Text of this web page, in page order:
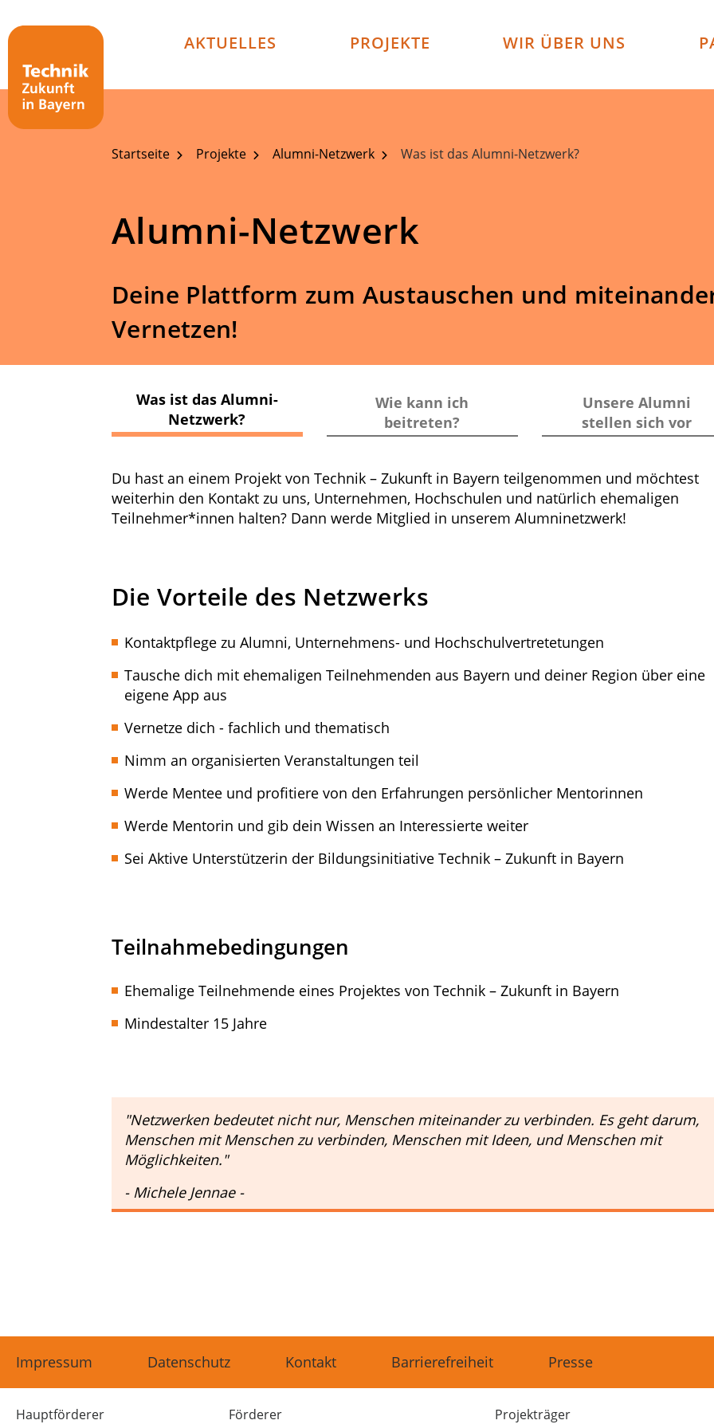
Technik - Zukunft in Bayern
AKTUELLES PROJEKTE WIR ÜBER UNS
Startseite Projekte Alumni-Netzwerk Was ist das Alumni-Netzwerk?
Alumni-Netzwerk
Deine Plattform zum Austauschen und
Vernetzen!
Was ist das Alumni-
Netzwerk?
Wie kann ich
beitreten?
Unsere Alumni
stellen sich vor
Du hast an einem Projekt von Technik – Zukunft in Bayern teilgenommen und möchtest
weiterhin den Kontakt zu uns, Unternehmen, Hochschulen und natürlich ehemaligen
Teilnehmer*innen halten? Dann werde Mitglied in unserem Alumninetzwerk!
Die Vorteile des Netzwerks
Kontaktpflege zu Alumni, Unternehmens- und Hochschulvertretetungen
Tausche dich mit ehemaligen Teilnehmenden aus Bayern und deiner Region über eine
eigene App aus
Vernetze dich - fachlich und thematisch
Nimm an organisierten Veranstaltungen teil
Werde Mentee und profitiere von den Erfahrungen persönlicher Mentorinnen
Werde Mentorin und gib dein Wissen an Interessierte weiter
Sei Aktive Unterstützerin der Bildungsinitiative Technik – Zukunft in Bayern
Teilnahmebedingungen
Ehemalige Teilnehmende eines Projektes von Technik – Zukunft in Bayern
Mindestalter 15 Jahre
"Netzwerken bedeutet nicht nur, Menschen miteinander zu verbinden. Es geht darum,
Menschen mit Menschen zu verbinden, Menschen mit Ideen, und Menschen mit
Möglichkeiten."
- Michele Jennae -
Impressum Datenschutz Kontakt Barrierefreiheit Presse
Hauptförderer Förderer Projekträger